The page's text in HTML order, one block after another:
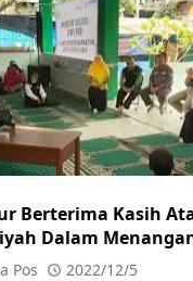
Berterima Kasih
Dalam
Pos 2022/12/5